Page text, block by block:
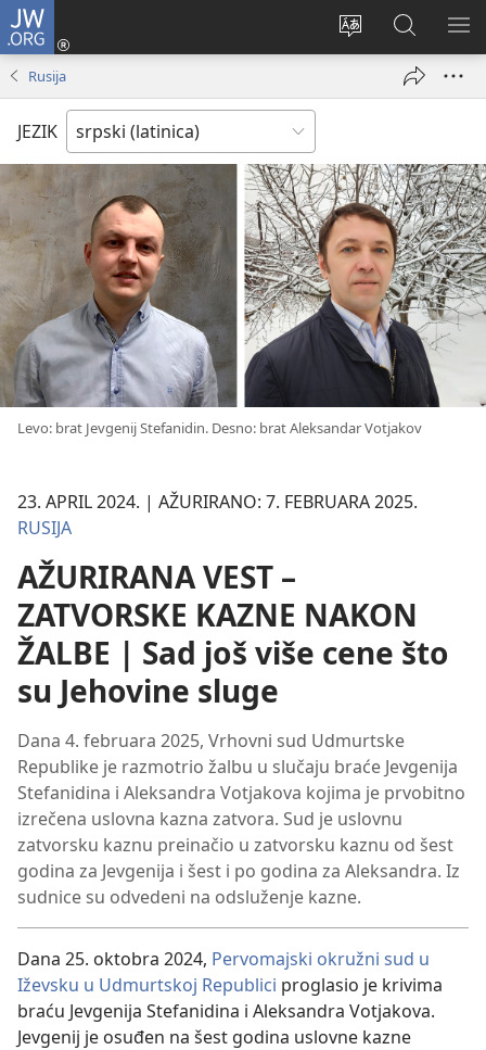
JW.ORG
Promeni
Prijava
(otvara
Pretraga
sajta
JW.ORG
Rusija
JEZIK
Levo: brat Jevgenij Stefanidin. Desno: brat Aleksandar Votjakov
23. APRIL 2024. | AŽURIRANO: 7. FEBRUARA 2025.
RUSIJA
AŽURIRANA VEST –
ZATVORSKE KAZNE NAKON
ŽALBE | Sad još više cene što
su Jehovine sluge
Dana 4. februara 2025, Vrhovni sud Udmurtske
Republike je razmotrio žalbu u slučaju braće Jevgenija
Stefanidina i Aleksandra Votjakova kojima je prvobitno
izrečena uslovna kazna zatvora. Sud je uslovnu
zatvorsku kaznu preinačio u zatvorsku kaznu od šest
godina za Jevgenija i šest i po godina za Aleksandra. Iz
sudnice su odvedeni na odsluženje kazne.
Dana 25. oktobra 2024, Pervomajski okružni sud u
Iževsku u Udmurtskoj Republici proglasio je krivima
braću Jevgenija Stefanidina i Aleksandra Votjakova.
Jevgenij je osuđen na šest godina uslovne kazne